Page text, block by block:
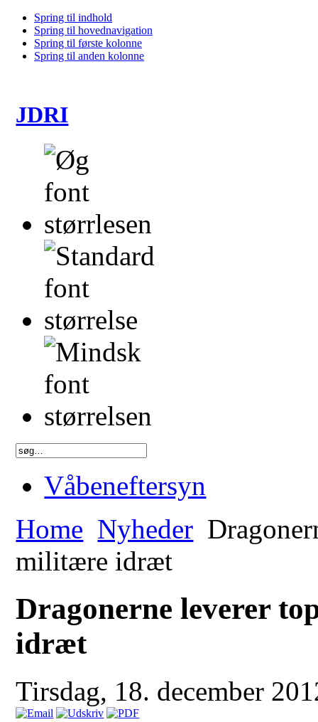
Spring til indhold
Spring til hovednavigation
Spring til første kolonne
Spring til anden kolonne
JDRI
Våbeneftersyn
Home Nyheder
militære idræt
Dragonerne leverer
idræt
Tirsdag, 18. december